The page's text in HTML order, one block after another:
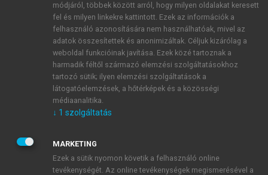
ÚJ FIÓK LÉTREHOZÁSA
1 óra díjmentes hozzáférés
E-MAIL-CÍM
JELSZÓ
módjáról, többek között arról, hogy milyen oldalakat keresett
fel és milyen linkekre kattintott. Ezek az információk a
felhasználó azonosítására nem használhatóak, mivel az
adatok összesítettek és anonimizáltak. Céljuk kizárólag a
weboldal funkcióinak javítása. Ezek közé tartoznak a
harmadik féltől származó elemzési szolgáltatásokhoz
tartozó sütik; ilyen elemzési szolgáltatások a
látogatóelemzések, a hőtérképek és a közösségi
médiaanalitika.
↓ 1 szolgáltatás
MARKETING
Ezek a sütik nyomon követik a felhasználó online
tevékenységét. Az online tevékenységek megismerésével a